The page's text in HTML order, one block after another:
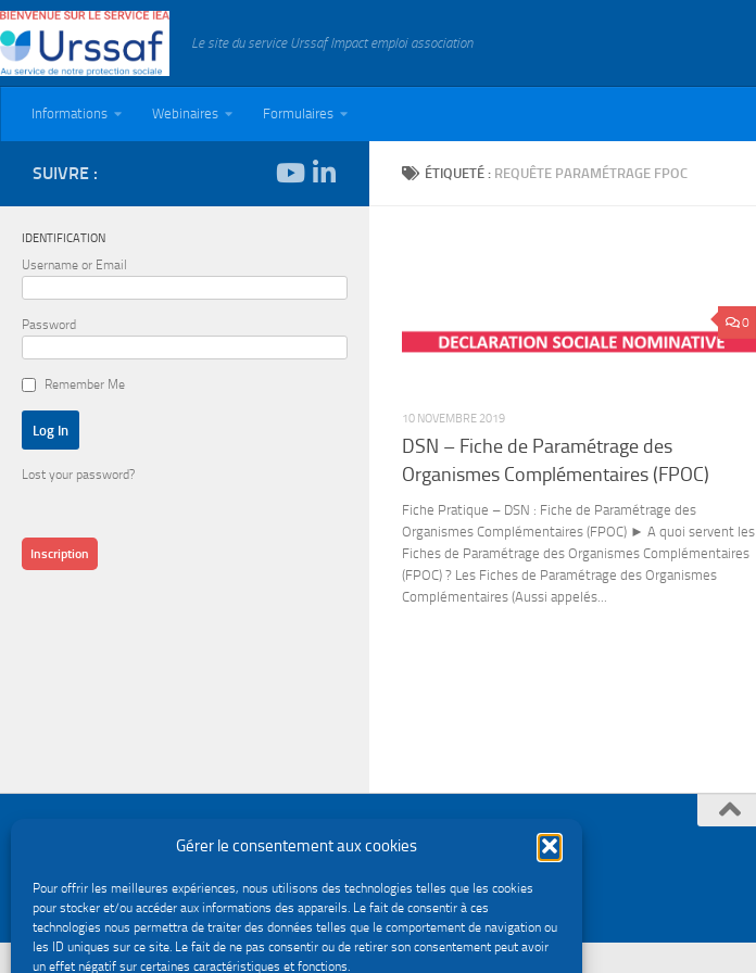
Gérer le consentement aux cookies
Pour offrir les meilleures expériences, nous utilisons des technologies telles que les cookies
pour stocker et/ou accéder aux informations des appareils. Le fait de consentir à ces
technologies nous permettra de traiter des données telles que le comportement de navigation ou
les ID uniques sur ce site. Le fait de ne pas consentir ou de retirer son consentement peut avoir
un effet négatif sur certaines caractéristiques et fonctions.
Skip to content
Le site du service Urssaf Impact emploi association
Informations Webinaires Formulaires
ÉTIQUETÉ : REQUÊTE PARAMÉTRAGE FPOC
0
10 NOVEMBRE 2019
DSN – Fiche de Paramétrage des
Organismes Complémentaires (FPOC)
Fiche Pratique – DSN : Fiche de Paramétrage des
Organismes Complémentaires (FPOC) ► A quoi servent les
Fiches de Paramétrage des Organismes Complémentaires
(FPOC) ? Les Fiches de Paramétrage des Organismes
Complémentaires (Aussi appelés...
SUIVRE :
IDENTIFICATION
Username or Email
Password
Remember Me
Lost your password?
Inscription
Fièrement propulsé par - Conçu par Thème Hueman